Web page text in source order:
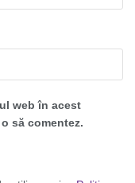
web în acest
să comentez.